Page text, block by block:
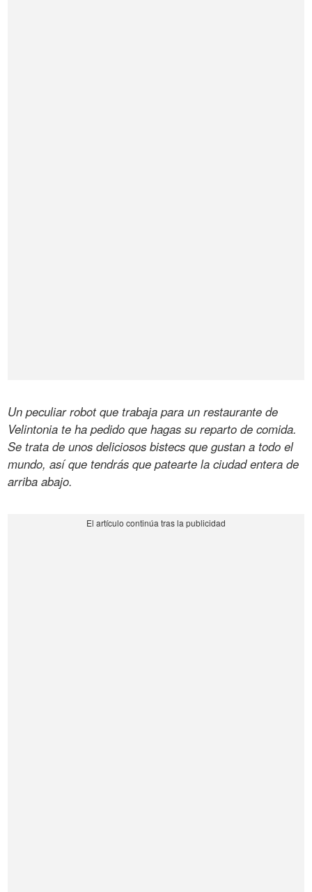
Un peculiar robot que trabaja para un restaurante de
Velintonia te ha pedido que hagas su reparto de comida.
Se trata de unos deliciosos bistecs que gustan a todo el
mundo, así que tendrás que patearte la ciudad entera de
arriba abajo.